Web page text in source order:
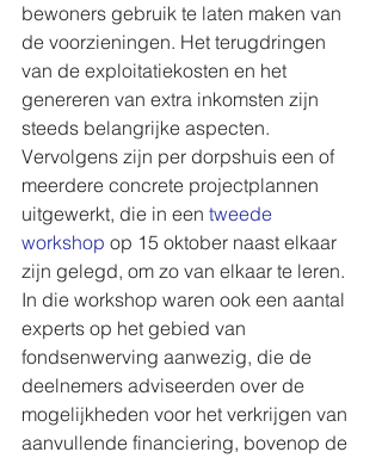
bewoners gebruik te laten maken van
de voorzieningen. Het terugdringen
van de exploitatiekosten en het
genereren van extra inkomsten zijn
steeds belangrijke aspecten.
Vervolgens zijn per dorpshuis een of
meerdere concrete projectplannen
uitgewerkt, die in een tweede
workshop op 15 oktober naast elkaar
zijn gelegd, om zo van elkaar te leren.
In die workshop waren ook een aantal
experts op het gebied van
fondsenwerving aanwezig, die de
deelnemers adviseerden over de
mogelijkheden voor het verkrijgen van
aanvullende financiering, bovenop de